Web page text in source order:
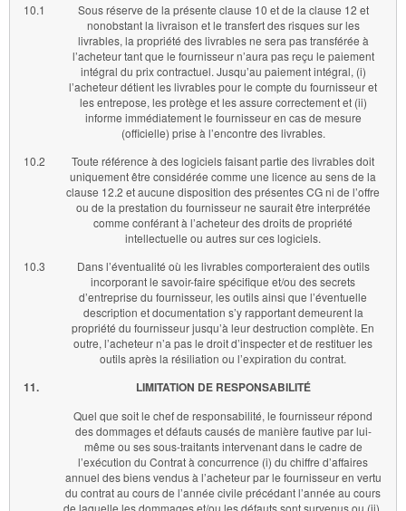
10.1
Sous réserve de la présente clause 10 et de la clause 12 et
nonobstant la livraison et le transfert des risques sur les
livrables, la propriété des livrables ne sera pas transférée à
l’acheteur tant que le fournisseur n’aura pas reçu le paiement
intégral du prix contractuel. Jusqu’au paiement intégral, (i)
l’acheteur détient les livrables pour le compte du fournisseur et
les entrepose, les protège et les assure correctement et (ii)
informe immédiatement le fournisseur en cas de mesure
(officielle) prise à l’encontre des livrables.
10.2
Toute référence à des logiciels faisant partie des livrables doit
uniquement être considérée comme une licence au sens de la
clause 12.2 et aucune disposition des présentes CG ni de l’offre
ou de la prestation du fournisseur ne saurait être interprétée
comme conférant à l’acheteur des droits de propriété
intellectuelle ou autres sur ces logiciels.
10.3
Dans l’éventualité où les livrables comporteraient des outils
incorporant le savoir-faire spécifique et/ou des secrets
d’entreprise du fournisseur, les outils ainsi que l’éventuelle
description et documentation s’y rapportant demeurent la
propriété du fournisseur jusqu’à leur destruction complète. En
outre, l’acheteur n’a pas le droit d’inspecter et de restituer les
outils après la résiliation ou l’expiration du contrat.
11. LIMITATION DE RESPONSABILITÉ
Quel que soit le chef de responsabilité, le fournisseur répond
des dommages et défauts causés de manière fautive par lui-
même ou ses sous-traitants intervenant dans le cadre de
l’exécution du Contrat à concurrence (i) du chiffre d’affaires
annuel des biens vendus à l’acheteur par le fournisseur en vertu
du contrat au cours de l’année civile précédant l’année au cours
de laquelle les dommages et/ou les défauts sont survenus ou (ii),